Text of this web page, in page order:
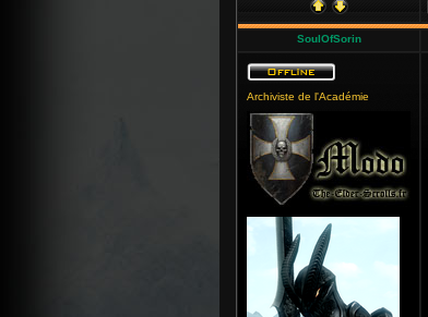
SoulOfSorin
Archiviste de l'Académie